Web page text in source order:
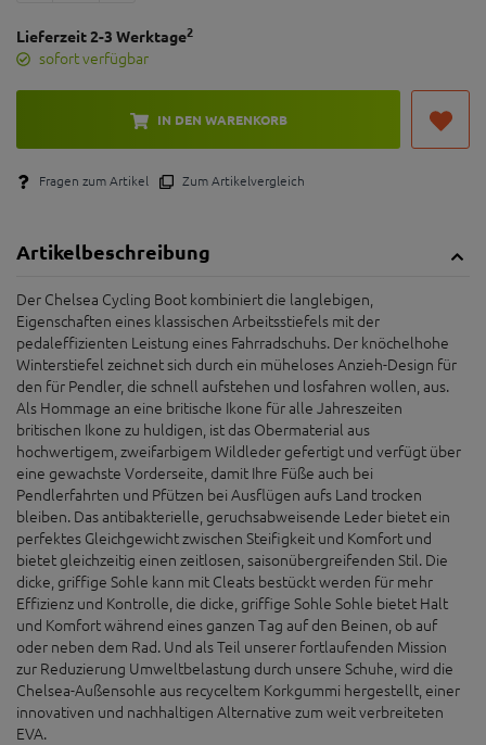
Lieferzeit 2-3 Werktage2
sofort verfügbar
IN DEN WARENKORB
Fragen zum Artikel Zum Artikelvergleich
Artikelbeschreibung
Der Chelsea Cycling Boot kombiniert die langlebigen,
Eigenschaften eines klassischen Arbeitsstiefels mit der
pedaleffizienten Leistung eines Fahrradschuhs. Der knöchelhohe
Winterstiefel zeichnet sich durch ein müheloses Anzieh-Design für
den für Pendler, die schnell aufstehen und losfahren wollen, aus.
Als Hommage an eine britische Ikone für alle Jahreszeiten
britischen Ikone zu huldigen, ist das Obermaterial aus
hochwertigem, zweifarbigem Wildleder gefertigt und verfügt über
eine gewachste Vorderseite, damit Ihre Füße auch bei
Pendlerfahrten und Pfützen bei Ausflügen aufs Land trocken
bleiben. Das antibakterielle, geruchsabweisende Leder bietet ein
perfektes Gleichgewicht zwischen Steifigkeit und Komfort und
bietet gleichzeitig einen zeitlosen, saisonübergreifenden Stil. Die
dicke, griffige Sohle kann mit Cleats bestückt werden für mehr
Effizienz und Kontrolle, die dicke, griffige Sohle Sohle bietet Halt
und Komfort während eines ganzen Tag auf den Beinen, ob auf
oder neben dem Rad. Und als Teil unserer fortlaufenden Mission
zur Reduzierung Umweltbelastung durch unsere Schuhe, wird die
Chelsea-Außensohle aus recyceltem Korkgummi hergestellt, einer
innovativen und nachhaltigen Alternative zum weit verbreiteten
EVA.